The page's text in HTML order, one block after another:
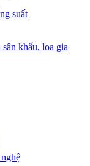
suất
khấu, loa gia